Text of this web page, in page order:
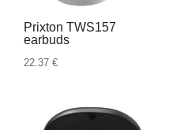
Prixton TWS157
earbuds
22.37€